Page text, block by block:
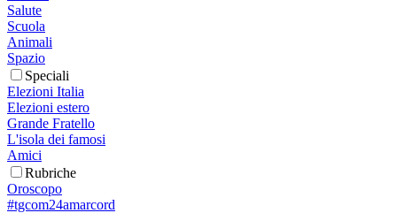
Salute
Scuola
Animali
Spazio
Speciali
Elezioni Italia
Elezioni estero
Grande Fratello
L'isola dei famosi
Amici
Rubriche
Oroscopo
#tgcom24amarcord